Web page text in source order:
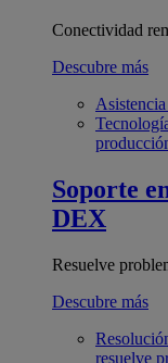
Conectividad
Descubre más
Soporte
DEX
Resuelve
Descubre más
resuelve